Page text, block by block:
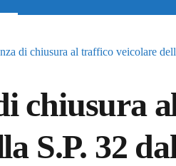
di chiusura al traffico veicolare
chiusura
S.P. 32